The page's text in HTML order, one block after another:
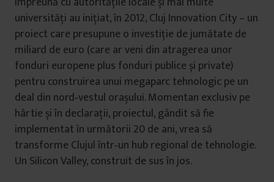
universități au inițiat, în 2012, Cluj Innovation City – un
proiect care presupune o investiție de jumătate de
miliard de euro (care ar veni din atragerea unor
fonduri europene plus fonduri publice și private)
pentru construirea unui megaparc tehnologic pe un
deal din nord‑vestul orașului. Momentan exclusiv pe
hârtie și în declarații, proiectul, gândit să fie
implementat în următorii 20 de ani, vrea să
transforme Clujul într‑un hub regional de tehnologie.
Un Silicon Valley, construit de sus în jos.